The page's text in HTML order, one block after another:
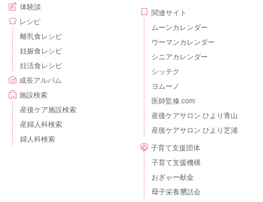
体験談
レシピ
離乳食レシピ
妊娠食レシピ
妊活食レシピ
成長アルバム
施設検索
産後ケア施設検索
産婦人科検索
婦人科検索
関連サイト
ムーンカレンダー
ウーマンカレンダー
シニアカレンダー
シッテク
ヨムーノ
医師監修.com
産後ケアサロン ひより青山
産後ケアサロン ひより芝浦
子育て支援団体
子育て支援機構
おぎゃー献金
母子栄養懇話会